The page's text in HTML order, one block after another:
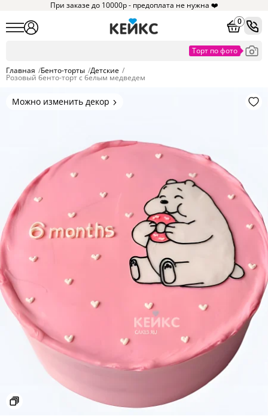
При заказе до 10000р - предоплата не нужна ❤️
0
Главная /Бенто-торты /Детские /
Розовый бенто-торт с белым медведем
Можно изменить декор